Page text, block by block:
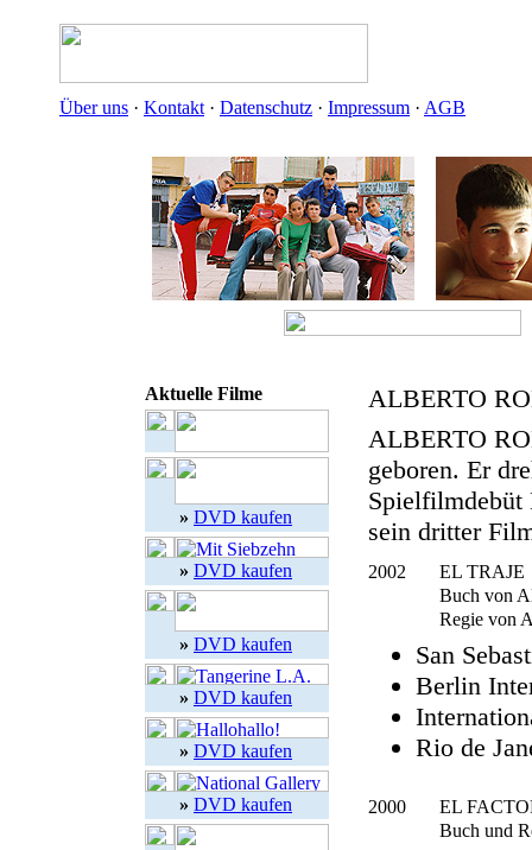
Über uns · Kontakt · Datenschutz · Impressum · AGB
Aktuelle Filme
» DVD kaufen
» DVD kaufen
» DVD kaufen
» DVD kaufen
» DVD kaufen
» DVD kaufen
ALBERTO
ALBERTO
geboren. Er
sein dritter
2002
EL TRAJE
Buch von
Regie von
San
Berlin
Rio de
2000
EL
Buch und